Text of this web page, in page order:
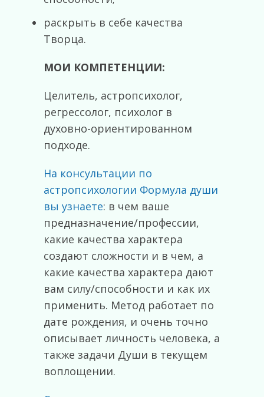
раскрыть в себе качества
Творца.
МОИ КОМПЕТЕНЦИИ:
Целитель, астропсихолог,
регрессолог, психолог в
духовно-ориентированном
подходе.
На консультации по
астропсихологии Формула души
вы узнаете: в чем ваше
предназначение/профессии,
какие качества характера
создают сложности и в чем, а
какие качества характера дают
вам силу/способности и как их
применить. Метод работает по
дате рождения, и очень точно
описывает личность человека, а
также задачи Души в текущем
воплощении.